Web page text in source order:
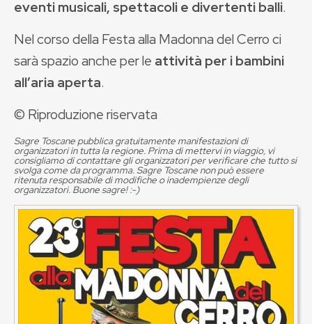
eventi musicali, spettacoli e divertenti balli.
Nel corso della Festa alla Madonna del Cerro ci
sarà spazio anche per le attività per i bambini
all’aria aperta.
© Riproduzione riservata
Sagre Toscane pubblica gratuitamente manifestazioni di
organizzatori in tutta la regione. Prima di mettervi in viaggio, vi
consigliamo di contattare gli organizzatori per verificare che tutto si
svolga come da programma. Sagre Toscane non può essere
ritenuta responsabile di modifiche o inadempienze degli
organizzatori. Buone sagre! :-)